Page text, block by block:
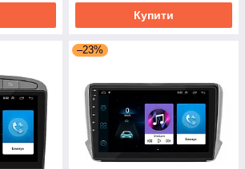
Купити
–23%